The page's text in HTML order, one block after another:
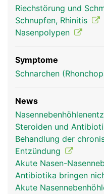
Riechstörung und
Schnupfen, Rhinitis
Nasenpolypen
Symptome
Schnarchen
News
Steroiden und
Behandlung der
Entzündung
Akute Nasen-
Antibiotika bringen
Akute